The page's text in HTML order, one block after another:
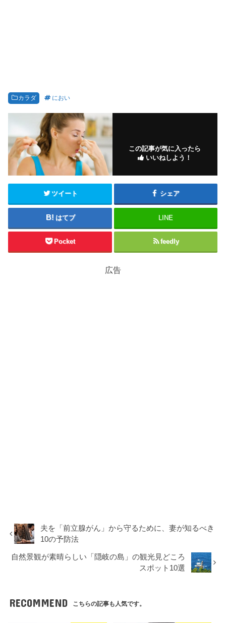
カラダ におい
この記事が気に入ったら
いいねしよう！
ツイート シェア
はてブ LINE
Pocket feedly
広告
夫を「前立腺がん」から守るために、妻が知るべき
10の予防法
自然景観が素晴らしい「隠岐の島」の観光見どころ
スポット10選
RECOMMEND こちらの記事も人気です。